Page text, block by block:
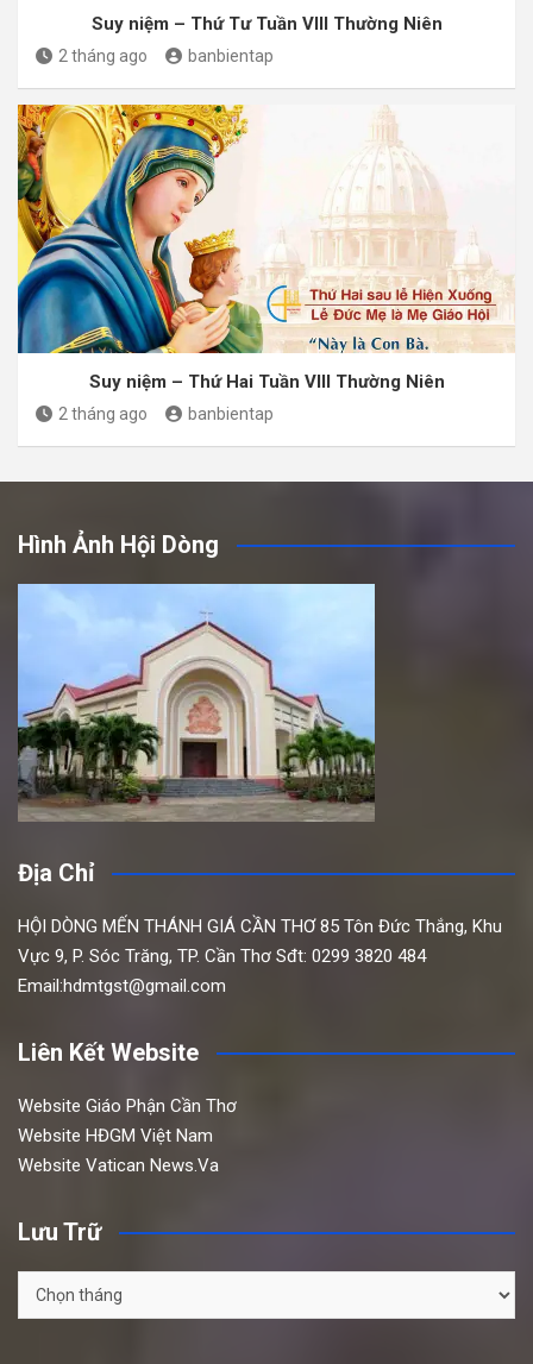
Suy niệm – Thứ Tư Tuần VIII Thường Niên
2 tháng ago banbientap
Suy niệm – Thứ Hai Tuần VIII Thường Niên
2 tháng ago banbientap
Hình Ảnh Hội Dòng
Địa Chỉ
HỘI DÒNG MẾN THÁNH GIÁ CẦN THƠ 85 Tôn Đức Thắng, Khu
Vực 9, P. Sóc Trăng, TP. Cần Thơ Sđt: 0299 3820 484
Email:hdmtgst@gmail.com
Liên Kết Website
Website Giáo Phận Cần Thơ
Website HĐGM Việt Nam
Website Vatican News.Va
Lưu Trữ
Lưu
Trữ